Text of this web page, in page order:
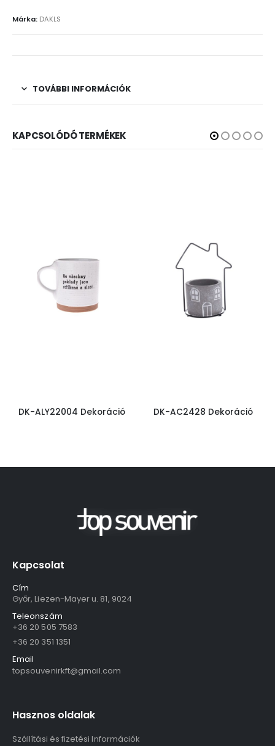
Márka: DAKLS
TOVÁBBI INFORMÁCIÓK
KAPCSOLÓDÓ TERMÉKEK
DK-ALY22004 Dekoráció DK-AC2428 Dekoráció
Kapcsolat
Cím
Győr, Liezen-Mayer u. 81, 9024
Teleonszám
+36 20 505 7583
+36 20 351 1351
Email
topsouvenirkft@gmail.com
Hasznos oldalak
Szállítási és fizetési Információk